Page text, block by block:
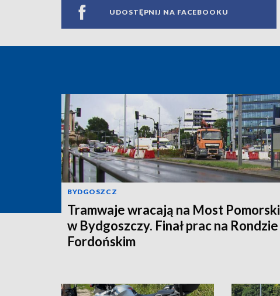
UDOSTĘPNIJ NA FACEBOOKU
BYDGOSZCZ
Tramwaje wracają na Most Pomorski
w Bydgoszczy. Finał prac na Rondzie
Fordońskim